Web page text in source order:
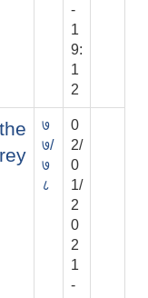
-
1
9:
1
2
७
७/
७
८
0
2/
0
1/
2
0
2
1
-